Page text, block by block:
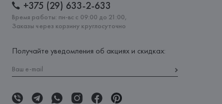
+375 (29) 633-2-633
Время работы: пн-вс с 09:00 до 21:00,
Заказы через корзину круглосуточно
Получайте уведомления об акциях и скидках: